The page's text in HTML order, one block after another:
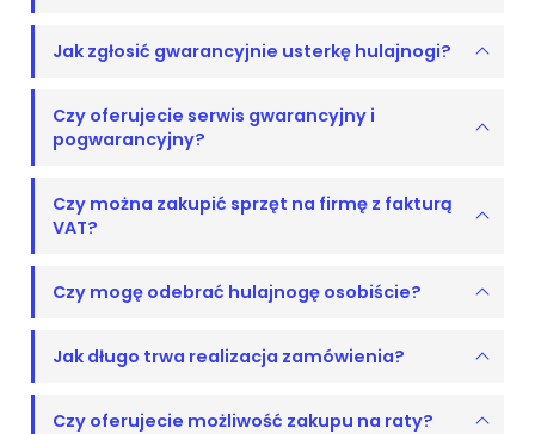
Jak zgłosić gwarancyjnie usterkę hulajnogi?
Czy oferujecie serwis gwarancyjny i
pogwarancyjny?
Czy można zakupić sprzęt na firmę z fakturą
VAT?
Czy mogę odebrać hulajnogę osobiście?
Jak długo trwa realizacja zamówienia?
Czy oferujecie możliwość zakupu na raty?